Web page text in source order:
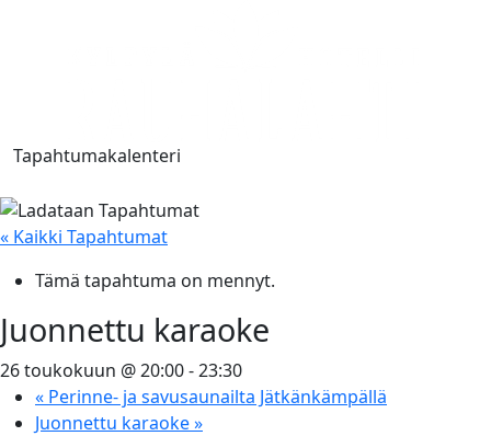
Tapahtumakalenteri
« Kaikki Tapahtumat
Tämä tapahtuma on mennyt.
Juonnettu karaoke
26 toukokuun @ 20:00-23:30
« Perinne- ja savusaunailta Jätkänkämpällä
Juonnettu karaoke»